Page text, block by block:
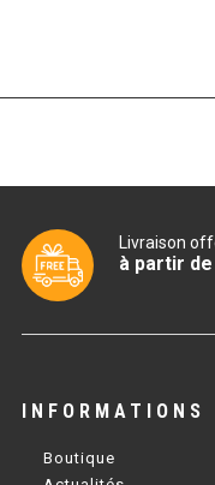
Livraison
à partir de
INFORMATIONS
Boutique